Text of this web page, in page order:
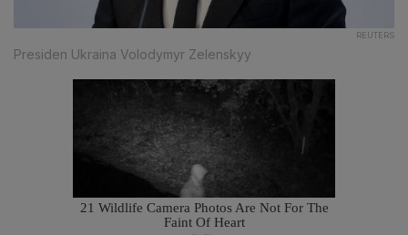
REUTERS
Presiden Ukraina Volodymyr Zelenskyy